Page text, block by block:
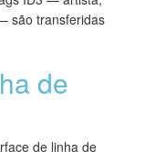
são transferidas
de
de linha de